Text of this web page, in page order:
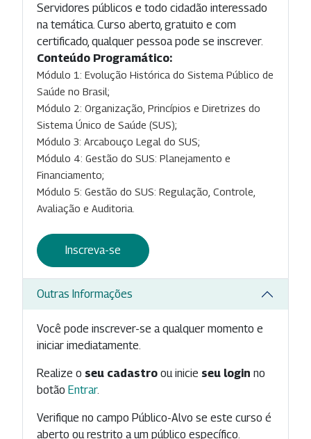
Servidores públicos e todo cidadão interessado
na temática. Curso aberto, gratuito e com
certificado, qualquer pessoa pode se inscrever.
Conteúdo Programático:
Módulo 1: Evolução Histórica do Sistema Público de
Saúde no Brasil;
Módulo 2: Organização, Princípios e Diretrizes do
Sistema Único de Saúde (SUS);
Módulo 3: Arcabouço Legal do SUS;
Módulo 4: Gestão do SUS: Planejamento e
Financiamento;
Módulo 5: Gestão do SUS: Regulação, Controle,
Avaliação e Auditoria.
Inscreva-se
Outras Informações
Você pode inscrever-se a qualquer momento e
iniciar imediatamente.
Realize o seu cadastro ou inicie seu login no
botão Entrar.
Verifique no campo Público-Alvo se este curso é
aberto ou restrito a um público específico.